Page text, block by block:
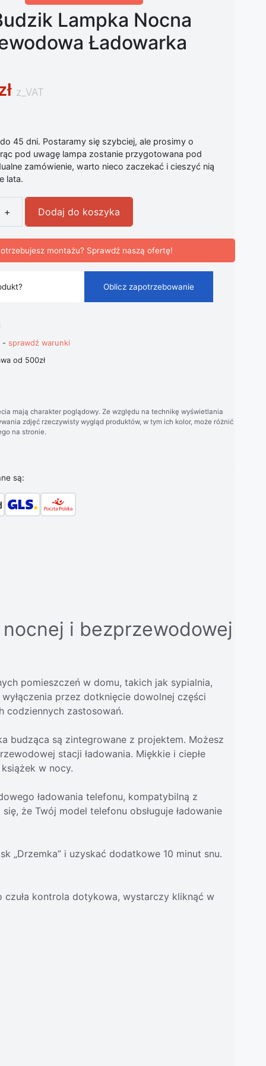
Lampka Nocna
Ładowarka
z_VAT
45 dni. Postaramy się szybciej, ale prosimy o
pod uwagę lampa zostanie przygotowana pod
zamówienie, warto nieco zaczekać i cieszyć nią
lata.
Lampka Nocna Bezprzewodowa Ładowarka Wood
+ Dodaj do koszyka
montażu? Sprawdź naszą ofertę!
Oblicz zapotrzebowanie
-sprawdź warunki
od 500zł
mają charakter poglądowy. Ze względu na technikę wyświetlania
zdjęć rzeczywisty wygląd produktów, w tym ich kolor, może różnić
na stronie.
są:
i bezprzewodowej
pomieszczeń w domu, takich jak sypialnia,
przez dotknięcie dowolnej części
codziennych zastosowań.
budząca są zintegrowane z projektem. Możesz
stacji ładowania. Miękkie i ciepłe
w nocy.
ładowania telefonu, kompatybilną z
że Twój model telefonu obsługuje ładowanie
„Drzemka” i uzyskać dodatkowe 10 minut snu.
czuła kontrola dotykowa, wystarczy kliknąć w